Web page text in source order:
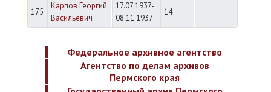
175
Карпов Георгий
Васильевич
17.07.1937-
08.11.1937
14
Федеральное архивное агентство
Агентство по делам архивов
Пермского края